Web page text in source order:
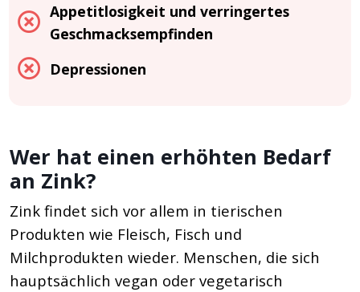
Appetitlosigkeit und verringertes
Geschmacksempfinden
Depressionen
Wer hat einen erhöhten Bedarf
an Zink?
Zink findet sich vor allem in tierischen
Produkten wie Fleisch, Fisch und
Milchprodukten wieder. Menschen, die sich
hauptsächlich vegan oder vegetarisch